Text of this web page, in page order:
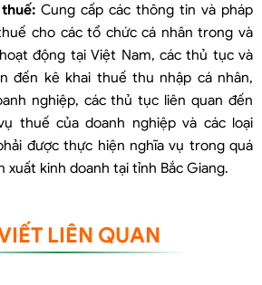
Cung cấp các thông tin và pháp
cho các tổ chức cá nhân trong và
động tại Việt Nam, các thủ tục và
đến kê khai thuế thu nhập cá nhân,
nghiệp, các thủ tục liên quan đến
thuế của doanh nghiệp và các loại
được thực hiện nghĩa vụ trong quá
xuất kinh doanh tại tỉnh Bắc Giang.
LIÊN QUAN